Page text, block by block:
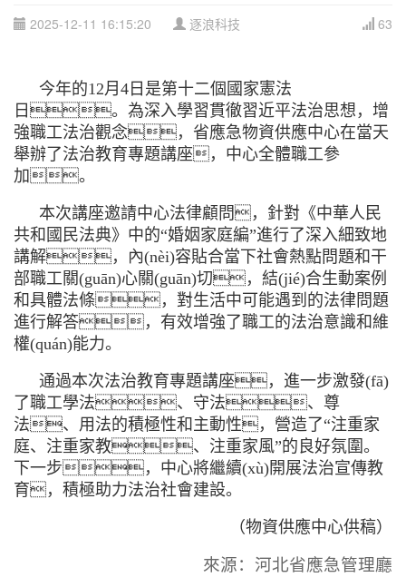
63
2025-12-11 16:15:20 逐浪科技
今年的12月4日是第十二個國家憲法
日。為深入學習貫徹習近平法治思想，增
強職工法治觀念，省應急物資供應中心在當天
舉辦了法治教育專題講座，中心全體職工參
加。
本次講座邀請中心法律顧問，針對《中華人民
共和國民法典》中的“婚姻家庭編”進行了深入細致地
講解，內(nèi)容貼合當下社會熱點問題和干
部職工關(guān)心關(guān)切，結(jié)合生動案例
和具體法條，對生活中可能遇到的法律問題
進行解答，有效增強了職工的法治意識和維
權(quán)能力。
通過本次法治教育專題講座，進一步激發(fā)
了職工學法、守法、尊
法、用法的積極性和主動性，營造了“注重家
庭、注重家教、注重家風”的良好氛圍。
下一步，中心將繼續(xù)開展法治宣傳教
育，積極助力法治社會建設。
（物資供應中心供稿）
來源：河北省應急管理廳